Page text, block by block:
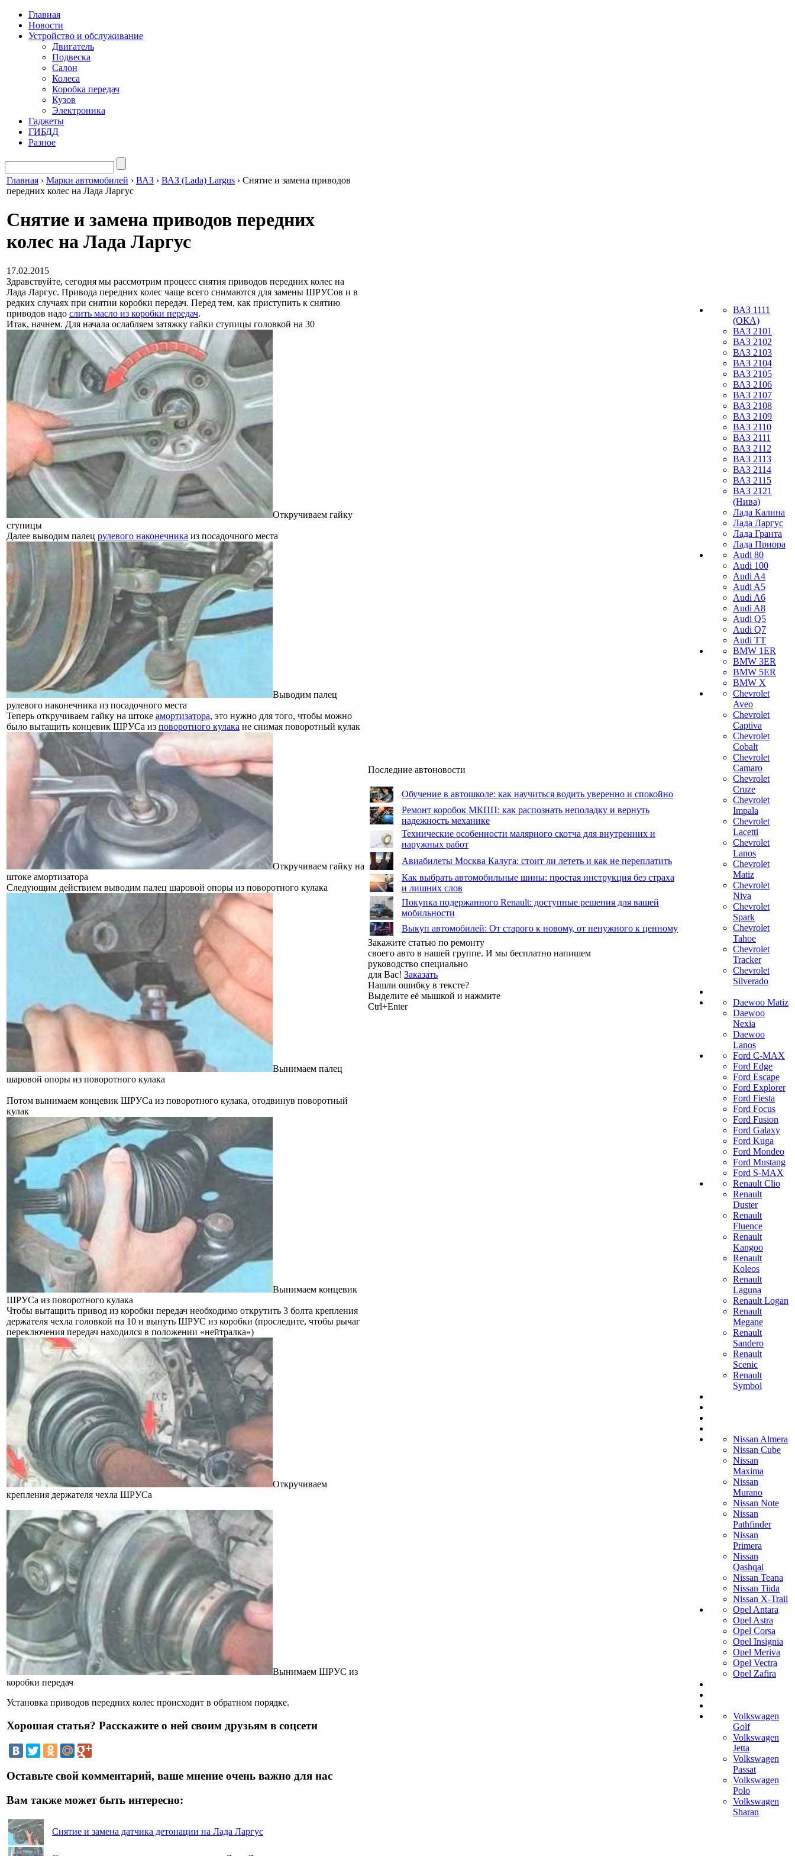
Главная
Новости
Устройство и обслуживание
Двигатель
Подвеска
Салон
Колеса
Коробка передач
Кузов
Электроника
Гаджеты
ГИБДД
Разное
Главная › Марки автомобилей › ВАЗ › ВАЗ (Lada) Largus › Снятие и замена приводов
передних колес на Лада Ларгус
Снятие и замена приводов передних
колес на Лада Ларгус
17.02.2015
Здравствуйте, сегодня мы рассмотрим процесс снятия приводов передних колес на
Лада Ларгус. Привода передних колес чаще всего снимаются для замены ШРУСов и в
редких случаях при снятии коробки передач. Перед тем, как приступить к снятию
приводов надо слить масло из коробки передач.
Итак, начнем. Для начала ослабляем затяжку гайки ступицы головкой на 30
Откручиваем гайку
ступицы
Далее выводим палец рулевого наконечника из посадочного места
Выводим палец
рулевого наконечника из посадочного места
Теперь откручиваем гайку на штоке амортизатора, это нужно для того, чтобы можно
было вытащить концевик ШРУСа из поворотного кулака не снимая поворотный кулак
Откручиваем гайку на
штоке амортизатора
Следующим действием выводим палец шаровой опоры из поворотного кулака
Вынимаем палец
шаровой опоры из поворотного кулака
Потом вынимаем концевик ШРУСа из поворотного кулака, отодвинув поворотный
кулак
Вынимаем концевик
ШРУСа из поворотного кулака
Чтобы вытащить привод из коробки передач необходимо открутить 3 болта крепления
держателя чехла головкой на 10 и вынуть ШРУС из коробки (проследите, чтобы рычаг
переключения передач находился в положении «нейтралка»)
Откручиваем
крепления держателя чехла ШРУСа
Вынимаем ШРУС из
коробки передач
Установка приводов передних колес происходит в обратном порядке.
Хорошая статья? Расскажите о ней своим друзьям в соцсети
Оставьте свой комментарий, ваше мнение очень важно для нас
Вам также может быть интересно:
Снятие и замена датчика детонации на Лада Ларгус
Последние автоновости
Обучение в автошколе: как научиться водить уверенно и спокойно
Ремонт коробок МКПП: как распознать неполадку и вернуть
надежность механике
Технические особенности малярного скотча для внутренних и
наружных работ
Авиабилеты Москва Калуга: стоит ли лететь и как не переплатить
Как выбрать автомобильные шины: простая инструкция без страха
и лишних слов
Покупка подержанного Renault: доступные решения для вашей
мобильности
Выкуп автомобилей: От старого к новому, от ненужного к ценному
Закажите статью по ремонту
своего авто в нашей группе. И мы бесплатно напишем
руководство специально
для Вас! Заказать
Нашли ошибку в тексте?
Выделите её мышкой и нажмите
Ctrl+Enter
ВАЗ 1111
(ОКА)
ВАЗ 2101
ВАЗ 2102
ВАЗ 2103
ВАЗ 2104
ВАЗ 2105
ВАЗ 2106
ВАЗ 2107
ВАЗ 2108
ВАЗ 2109
ВАЗ 2110
ВАЗ 2111
ВАЗ 2112
ВАЗ 2113
ВАЗ 2114
ВАЗ 2115
ВАЗ 2121
(Нива)
Лада Калина
Лада Ларгус
Лада Гранта
Лада Приора
Audi 80
Audi 100
Audi A4
Audi A5
Audi A6
Audi A8
Audi Q5
Audi Q7
Audi TT
BMW 1ER
BMW 3ER
BMW 5ER
BMW X
Chevrolet
Aveo
Chevrolet
Captiva
Chevrolet
Cobalt
Chevrolet
Camaro
Chevrolet
Cruze
Chevrolet
Impala
Chevrolet
Lacetti
Chevrolet
Lanos
Chevrolet
Matiz
Chevrolet
Niva
Chevrolet
Spark
Chevrolet
Tahoe
Chevrolet
Tracker
Chevrolet
Silverado
Daewoo Matiz
Daewoo
Nexia
Daewoo
Lanos
Ford C-MAX
Ford Edge
Ford Escape
Ford Explorer
Ford Fiesta
Ford Focus
Ford Fusion
Ford Galaxy
Ford Kuga
Ford Mondeo
Ford Mustang
Ford S-MAX
Renault Clio
Renault
Duster
Renault
Fluence
Renault
Kangoo
Renault
Koleos
Renault
Laguna
Renault Logan
Renault
Megane
Renault
Sandero
Renault
Scenic
Renault
Symbol
Nissan Almera
Nissan Cube
Nissan
Maxima
Nissan
Murano
Nissan Note
Nissan
Pathfinder
Nissan
Primera
Nissan
Qashqai
Nissan Teana
Nissan Tiida
Nissan X-Trail
Opel Antara
Opel Astra
Opel Corsa
Opel Insignia
Opel Meriva
Opel Vectra
Opel Zafira
Volkswagen
Golf
Volkswagen
Jetta
Volkswagen
Passat
Volkswagen
Polo
Volkswagen
Sharan